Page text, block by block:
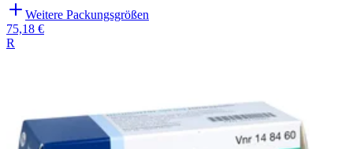
Weitere Packungsgrößen
75,18 €
R